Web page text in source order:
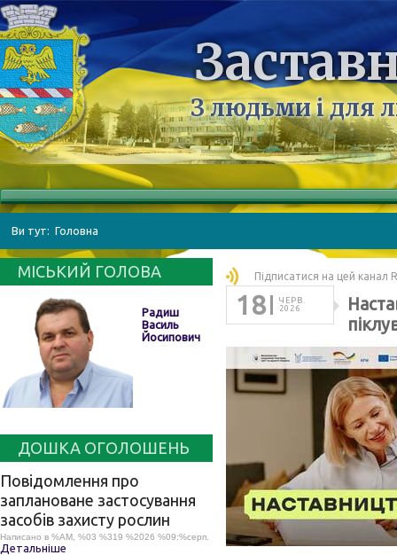
З людьми і для
Ви тут: Головна
МІСЬКИЙ ГОЛОВА
Радиш
Василь
Йосипович
ДОШКА ОГОЛОШЕНЬ
Повідомлення про
заплановане застосування
засобів захисту рослин
Написано в %AM, %03 %319 %2026 %09:%серп.
Детальніше
Підписатися на цей канал
18
ЧЕРВ.
2026